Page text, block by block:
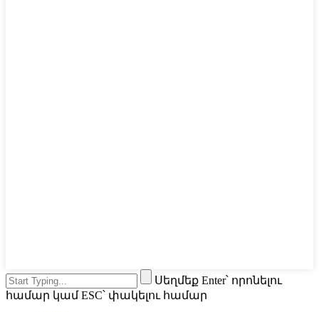
Սեղմեք Enter՝ որոնելու
համար կամ ESC՝ փակելու համար